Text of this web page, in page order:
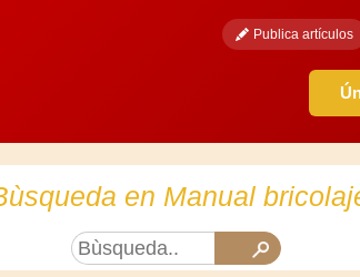
Publica artículos
en Manual